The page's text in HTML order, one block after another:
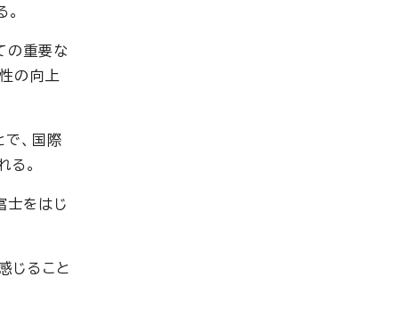
の重要な
の向上
、国際
。
士をはじ
じること